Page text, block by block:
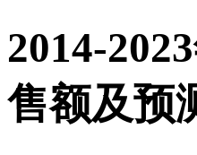
2014-
售额及预